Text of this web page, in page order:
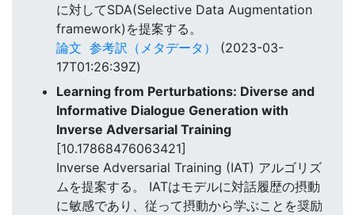
に対してSDA(Selective Data Augmentation
framework)を提案する。
論文 参考訳（メタデータ）
(2023-03-
17T01:26:39Z)
Learning from Perturbations: Diverse and
Informative Dialogue Generation with
Inverse Adversarial Training
[10.17868476063421]
Inverse Adversarial Training (IAT) アルゴリズ
ムを提案する。 IATはモデルに対話履歴の摂動
に敏感であり、従って摂動から学ぶことを奨励